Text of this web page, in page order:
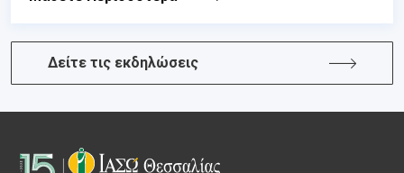
Δείτε τις εκδηλώσεις